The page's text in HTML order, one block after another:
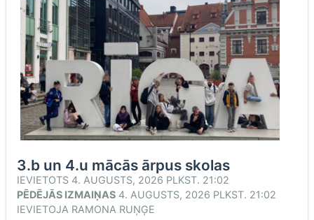
3.b un 4.u mācās ārpus skolas
IEVIETOTS 4. AUGUSTS, 2026 PLKST. 21:02
PĒDĒJĀS IZMAIŅAS 4. AUGUSTS, 2026 PLKST. 21:02
IEVIETOJA RAMONA RUŅĢE